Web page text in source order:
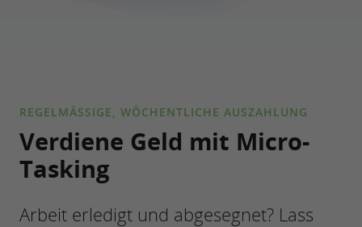
REGELMÄSSIGE, WÖCHENTLICHE AUSZAHLUNG
Verdiene Geld mit Micro-
Tasking
Arbeit erledigt und abgesegnet? Lass